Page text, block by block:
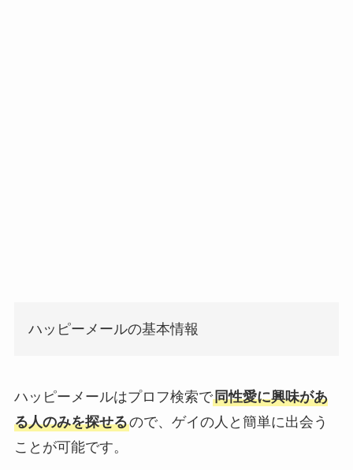
ハッピーメールの基本情報
ハッピーメールはプロフ検索で同性愛に興味があ
る人のみを探せるので、ゲイの人と簡単に出会う
ことが可能です。